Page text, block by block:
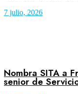
7 julio, 2026
Nombra SITA a
senior de